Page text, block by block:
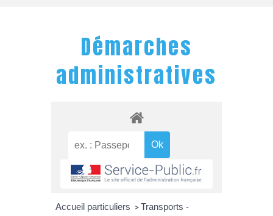
Démarches
administratives
Accueil particuliers > Transports -